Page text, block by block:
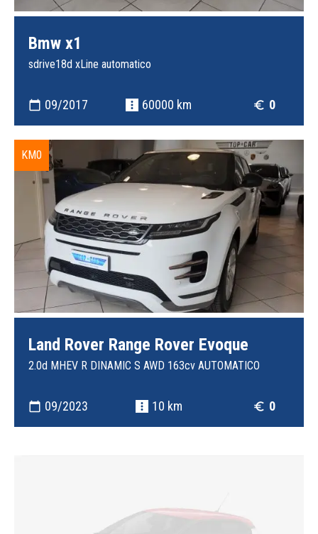
Bmw x1
sdrive18d xLine automatico
calendar_today 09/2017 more_vert 60000 km euro_symbol 0
KM0
Land Rover Range Rover Evoque
2.0d MHEV R DINAMIC S AWD 163cv AUTOMATICO
calendar_today 09/2023 more_vert 10 km euro_symbol 0